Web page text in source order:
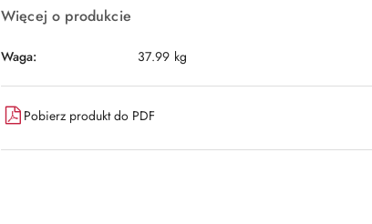
Więcej o produkcie
Waga: 37.99 kg
Pobierz produkt do PDF